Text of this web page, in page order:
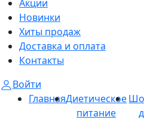
Акции
Новинки
Хиты продаж
Доставка и оплата
Контакты
Войти
ГлавнаяДиетическое
питание